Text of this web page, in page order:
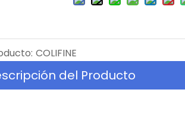
COLIFINE
del Producto